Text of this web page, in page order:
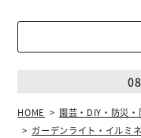
HOME 園芸・DIY・防災・
ガーデンライト・イルミ